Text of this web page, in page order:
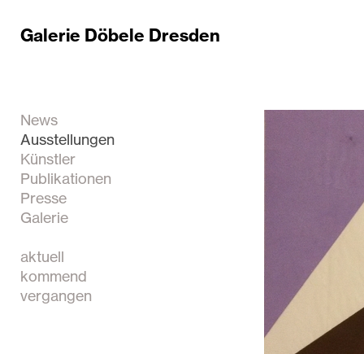
Galerie Döbele Dresden
News
Ausstellungen
Künstler
Publikationen
Presse
Galerie
aktuell
kommend
vergangen